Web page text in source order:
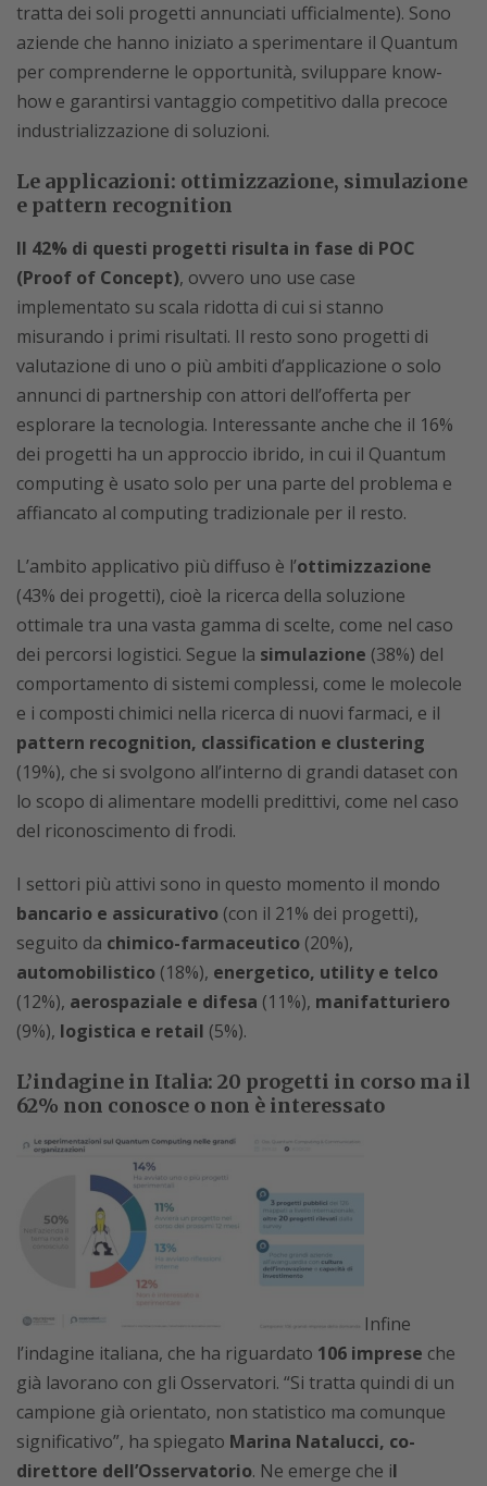
tratta dei soli progetti annunciati ufficialmente). Sono
aziende che hanno iniziato a sperimentare il Quantum
per comprenderne le opportunità, sviluppare know-
how e garantirsi vantaggio competitivo dalla precoce
industrializzazione di soluzioni.
Le applicazioni: ottimizzazione, simulazione
e pattern recognition
Il 42% di questi progetti risulta in fase di POC
(Proof of Concept), ovvero uno use case
implementato su scala ridotta di cui si stanno
misurando i primi risultati. Il resto sono progetti di
valutazione di uno o più ambiti d’applicazione o solo
annunci di partnership con attori dell’offerta per
esplorare la tecnologia. Interessante anche che il 16%
dei progetti ha un approccio ibrido, in cui il Quantum
computing è usato solo per una parte del problema e
affiancato al computing tradizionale per il resto.
L’ambito applicativo più diffuso è l’ottimizzazione
(43% dei progetti), cioè la ricerca della soluzione
ottimale tra una vasta gamma di scelte, come nel caso
dei percorsi logistici. Segue la simulazione (38%) del
comportamento di sistemi complessi, come le molecole
e i composti chimici nella ricerca di nuovi farmaci, e il
pattern recognition, classification e clustering
(19%), che si svolgono all’interno di grandi dataset con
lo scopo di alimentare modelli predittivi, come nel caso
del riconoscimento di frodi.
I settori più attivi sono in questo momento il mondo
bancario e assicurativo (con il 21% dei progetti),
seguito da chimico-farmaceutico (20%),
automobilistico (18%), energetico, utility e telco
(12%), aerospaziale e difesa (11%), manifatturiero
(9%), logistica e retail (5%).
L’indagine in Italia: 20 progetti in corso ma il
62% non conosce o non è interessato
Infine
l’indagine italiana, che ha riguardato 106 imprese che
già lavorano con gli Osservatori. “Si tratta quindi di un
campione già orientato, non statistico ma comunque
significativo”, ha spiegato Marina Natalucci, co-
direttore dell’Osservatorio. Ne emerge che il